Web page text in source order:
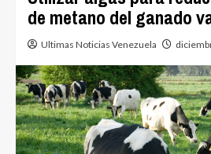
de metano del ganado
Ultimas Noticias Venezuela